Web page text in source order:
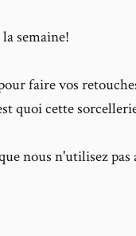
semaine!
faire vos
quoi cette
nous n'utilisez pas